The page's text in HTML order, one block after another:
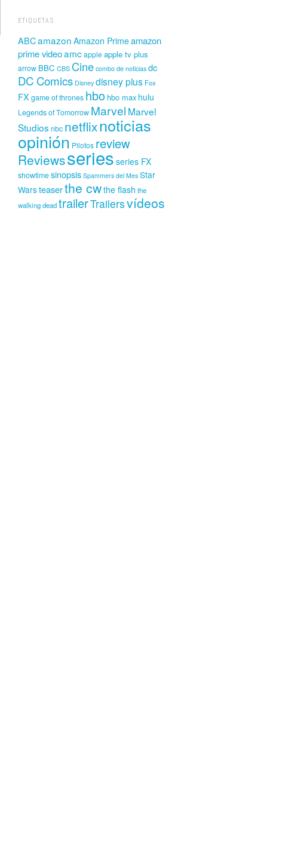
ETIQUETAS
ABCamazon Amazon Primeamazon
prime videoamcapple apple tv plus
arrow BBC CBS Cine combo de noticias dc
DC Comics Disney disney plus Fox
FX game of thrones hbo hbo max hulu
Legends of Tomorrow Marvel Marvel
Studios nbc netflixnoticias
opinión Pilotos review
Reviewsseries series FX
showtimesinopsis Spammers del Mes Star
Warsteaserthe cwthe flash the
walking deadtrailerTrailersvídeos